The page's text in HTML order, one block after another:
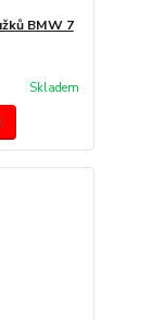
BMW 7
Skladem